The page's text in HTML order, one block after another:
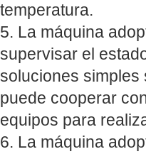
temperatura.
5. La máquina
supervisar el
soluciones simples
puede cooperar
equipos para
6. La máquina